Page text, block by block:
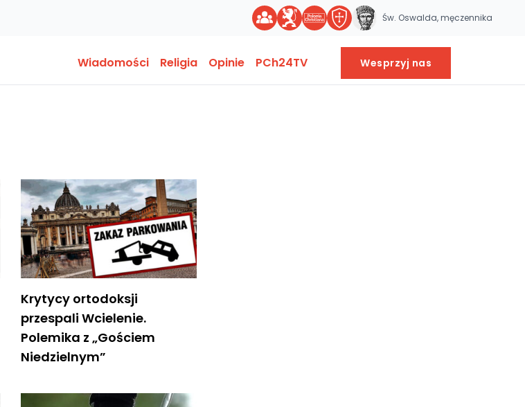
Św. Oswalda, męczennika
Wiadomości Religia Opinie PCh24TV Wesprzyj nas
Krytycy ortodoksji
przespali Wcielenie.
Polemika z „Gościem
Niedzielnym”